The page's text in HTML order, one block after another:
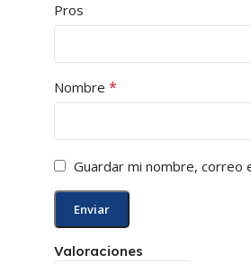
Valoraciones
Pros
Nombre *
Guardar mi nombre, correo